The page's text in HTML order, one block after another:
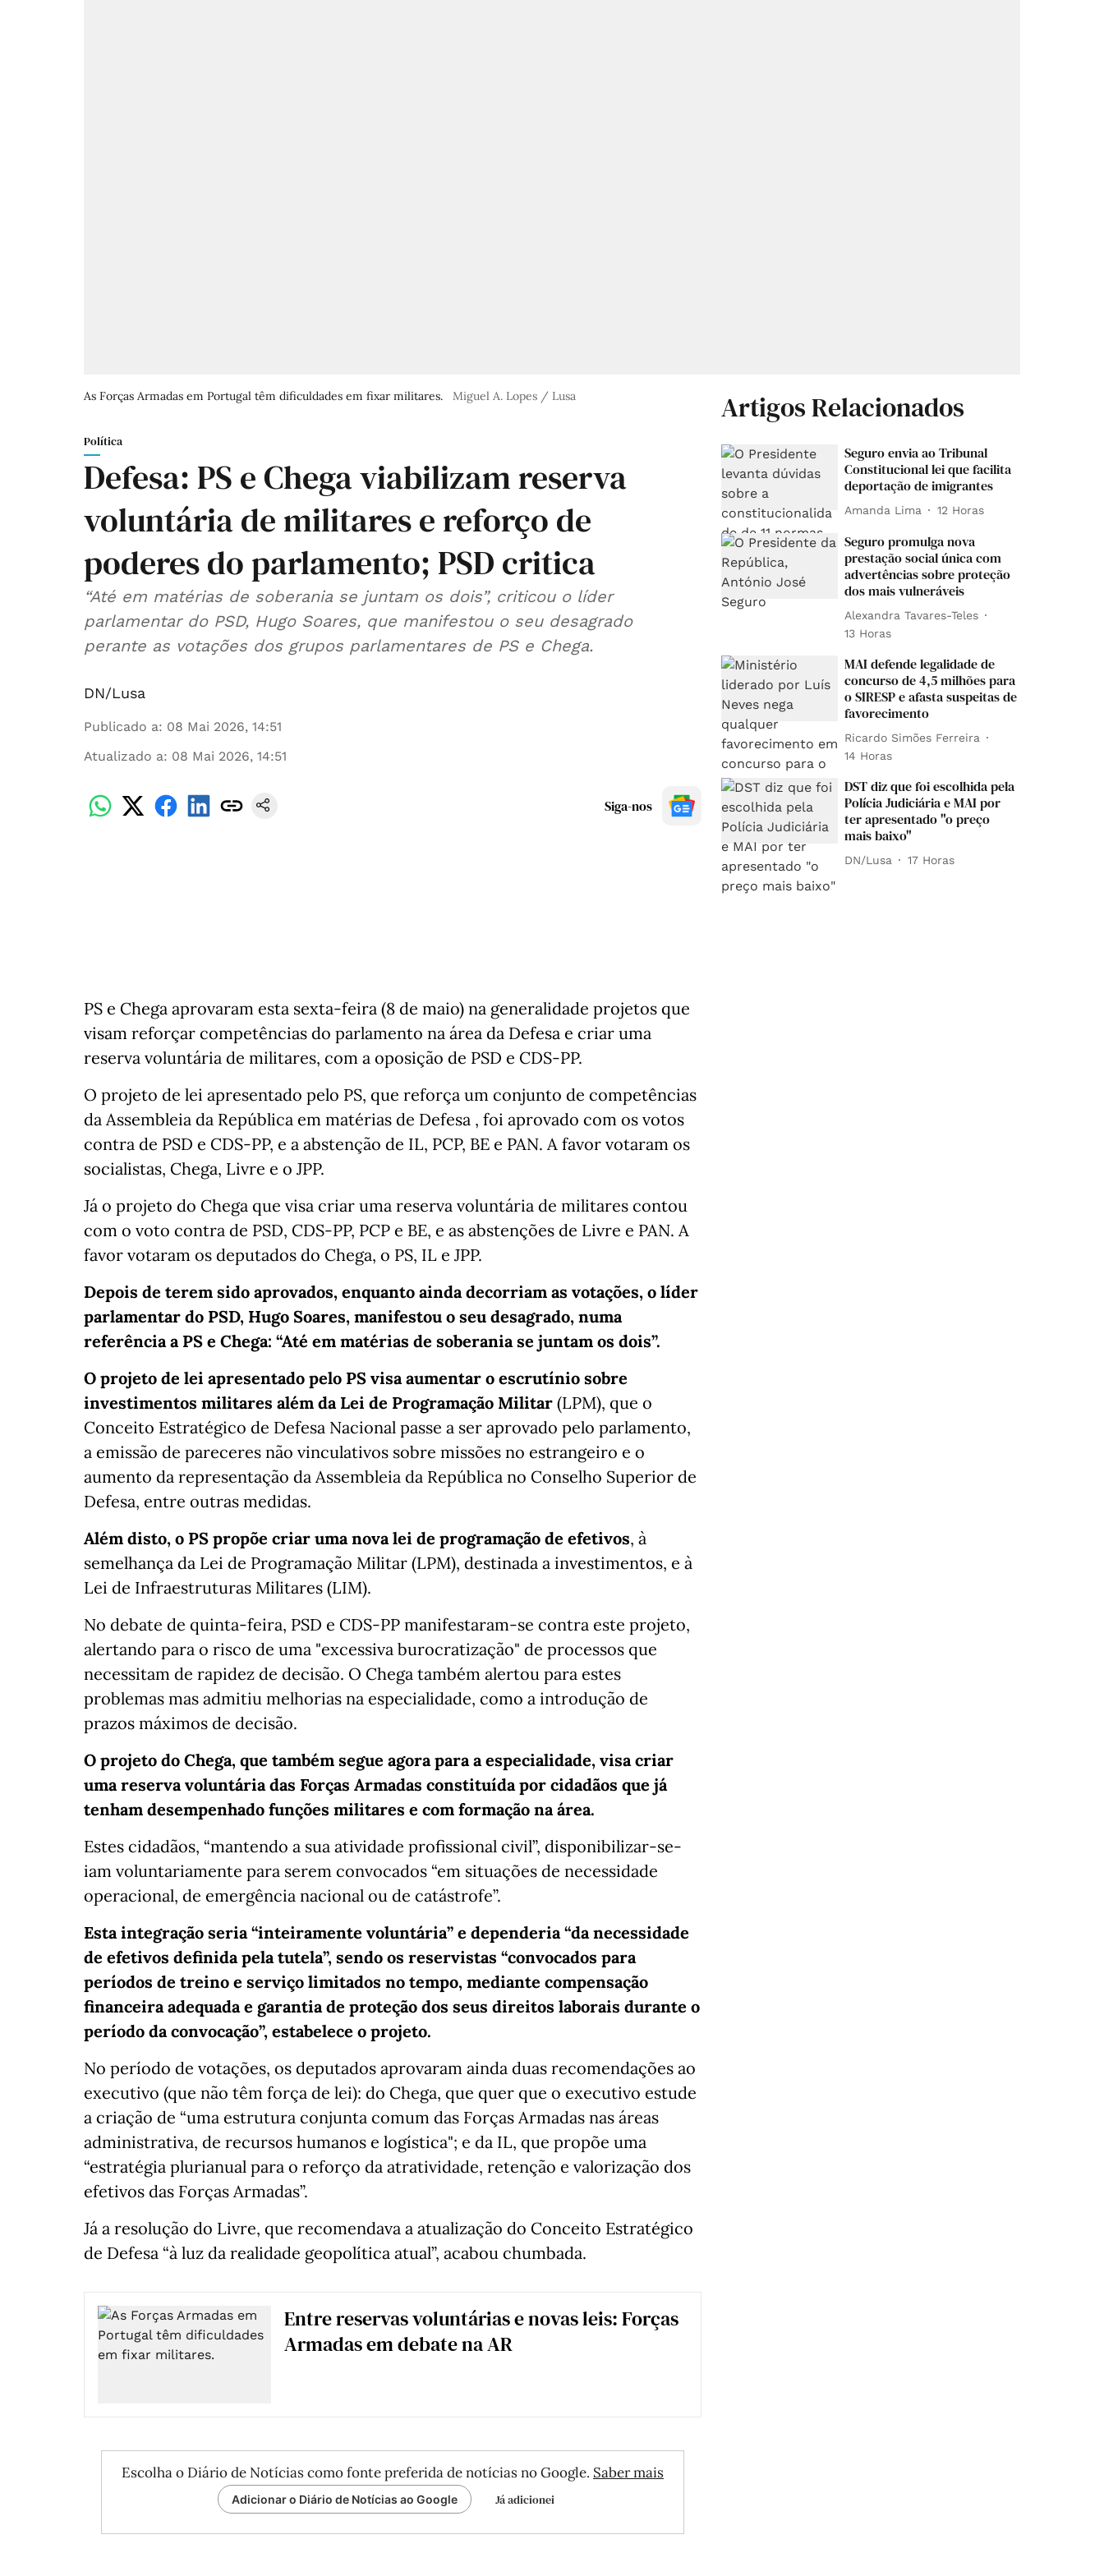
As Forças Armadas em Portugal têm dificuldades em fixar militares. Miguel A. Lopes / Lusa
Política
Defesa: PS e Chega viabilizam reserva
voluntária de militares e reforço de
poderes do parlamento; PSD critica
“Até em matérias de soberania se juntam os dois”, criticou o líder
parlamentar do PSD, Hugo Soares, que manifestou o seu desagrado
perante as votações dos grupos parlamentares de PS e Chega.
DN/Lusa
Publicado a: 08 Mai 2026, 14:51
Atualizado a: 08 Mai 2026, 14:51
Siga-nos
PS e Chega aprovaram esta sexta-feira (8 de maio) na generalidade projetos que
visam reforçar competências do parlamento na área da Defesa e criar uma
reserva voluntária de militares, com a oposição de PSD e CDS-PP.
O projeto de lei apresentado pelo PS, que reforça um conjunto de competências
da Assembleia da República em matérias de Defesa , foi aprovado com os votos
contra de PSD e CDS-PP, e a abstenção de IL, PCP, BE e PAN. A favor votaram os
socialistas, Chega, Livre e o JPP.
Já o projeto do Chega que visa criar uma reserva voluntária de militares contou
com o voto contra de PSD, CDS-PP, PCP e BE, e as abstenções de Livre e PAN. A
favor votaram os deputados do Chega, o PS, IL e JPP.
Depois de terem sido aprovados, enquanto ainda decorriam as votações, o líder
parlamentar do PSD, Hugo Soares, manifestou o seu desagrado, numa
referência a PS e Chega: “Até em matérias de soberania se juntam os dois”.
O projeto de lei apresentado pelo PS visa aumentar o escrutínio sobre
investimentos militares além da Lei de Programação Militar (LPM), que o
Conceito Estratégico de Defesa Nacional passe a ser aprovado pelo parlamento,
a emissão de pareceres não vinculativos sobre missões no estrangeiro e o
aumento da representação da Assembleia da República no Conselho Superior de
Defesa, entre outras medidas.
Além disto, o PS propõe criar uma nova lei de programação de efetivos, à
semelhança da Lei de Programação Militar (LPM), destinada a investimentos, e à
Lei de Infraestruturas Militares (LIM).
No debate de quinta-feira, PSD e CDS-PP manifestaram-se contra este projeto,
alertando para o risco de uma "excessiva burocratização" de processos que
necessitam de rapidez de decisão. O Chega também alertou para estes
problemas mas admitiu melhorias na especialidade, como a introdução de
prazos máximos de decisão.
O projeto do Chega, que também segue agora para a especialidade, visa criar
uma reserva voluntária das Forças Armadas constituída por cidadãos que já
tenham desempenhado funções militares e com formação na área.
Estes cidadãos, “mantendo a sua atividade profissional civil”, disponibilizar-se-
iam voluntariamente para serem convocados “em situações de necessidade
operacional, de emergência nacional ou de catástrofe”.
Esta integração seria “inteiramente voluntária” e dependeria “da necessidade
de efetivos definida pela tutela”, sendo os reservistas “convocados para
períodos de treino e serviço limitados no tempo, mediante compensação
financeira adequada e garantia de proteção dos seus direitos laborais durante o
período da convocação”, estabelece o projeto.
No período de votações, os deputados aprovaram ainda duas recomendações ao
executivo (que não têm força de lei): do Chega, que quer que o executivo estude
a criação de “uma estrutura conjunta comum das Forças Armadas nas áreas
administrativa, de recursos humanos e logística"; e da IL, que propõe uma
“estratégia plurianual para o reforço da atratividade, retenção e valorização dos
efetivos das Forças Armadas”.
Já a resolução do Livre, que recomendava a atualização do Conceito Estratégico
de Defesa “à luz da realidade geopolítica atual”, acabou chumbada.
Entre reservas voluntárias e novas leis: Forças
Armadas em debate na AR
Escolha o Diário de Notícias como fonte preferida de notícias no Google. Saber mais
Adicionar o Diário de Notícias ao Google Já adicionei
Artigos Relacionados
Seguro envia ao Tribunal
Constitucional lei que facilita
deportação de imigrantes
Amanda Lima 12 Horas
Seguro promulga nova
prestação social única com
advertências sobre proteção
dos mais vulneráveis
Alexandra Tavares-Teles
13 Horas
MAI defende legalidade de
concurso de 4,5 milhões para
o SIRESP e afasta suspeitas de
favorecimento
Ricardo Simões Ferreira
14 Horas
DST diz que foi escolhida pela
Polícia Judiciária e MAI por
ter apresentado "o preço
mais baixo"
DN/Lusa 17 Horas